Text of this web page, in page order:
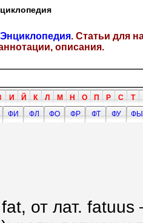
. Статьи для
описания.
И Й К Л М Н О П Р С Т
ФИ ФЛ ФО ФР ФТ ФУ
ФЫ
от лат. fatuus